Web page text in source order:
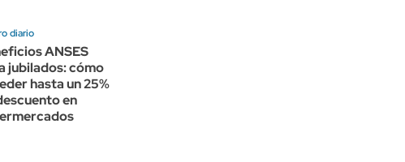
diario
ANSES
jubilados: cómo
hasta un 25%
en